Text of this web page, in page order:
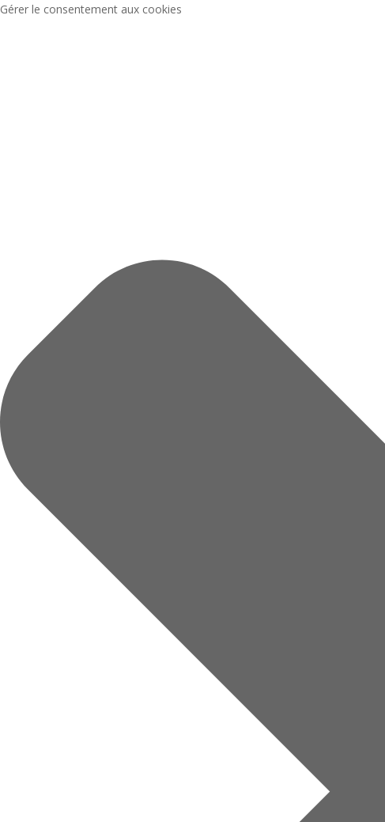
Gérer le consentement aux cookies